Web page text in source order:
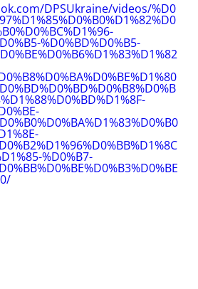
DPSUkraine/videos/%D0
%D0%BD%D0%B5-
%D0%B7-